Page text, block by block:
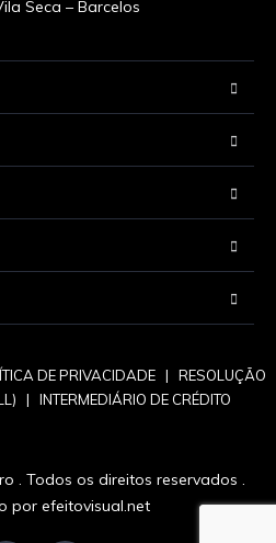
DE PRIVACIDADE | RESOLUÇÃO
| INTERMEDIÁRIO DE CRÉDITO
. Todos os direitos reservados .
por efeitovisual.net